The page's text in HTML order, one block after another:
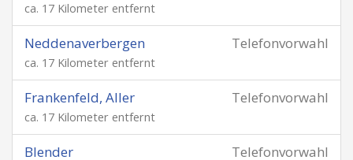
ca. 17 Kilometer entfernt
Telefonvorwahl
Neddenaverbergen
ca. 17 Kilometer entfernt
Telefonvorwahl
Frankenfeld, Aller
ca. 17 Kilometer entfernt
Telefonvorwahl
Blender